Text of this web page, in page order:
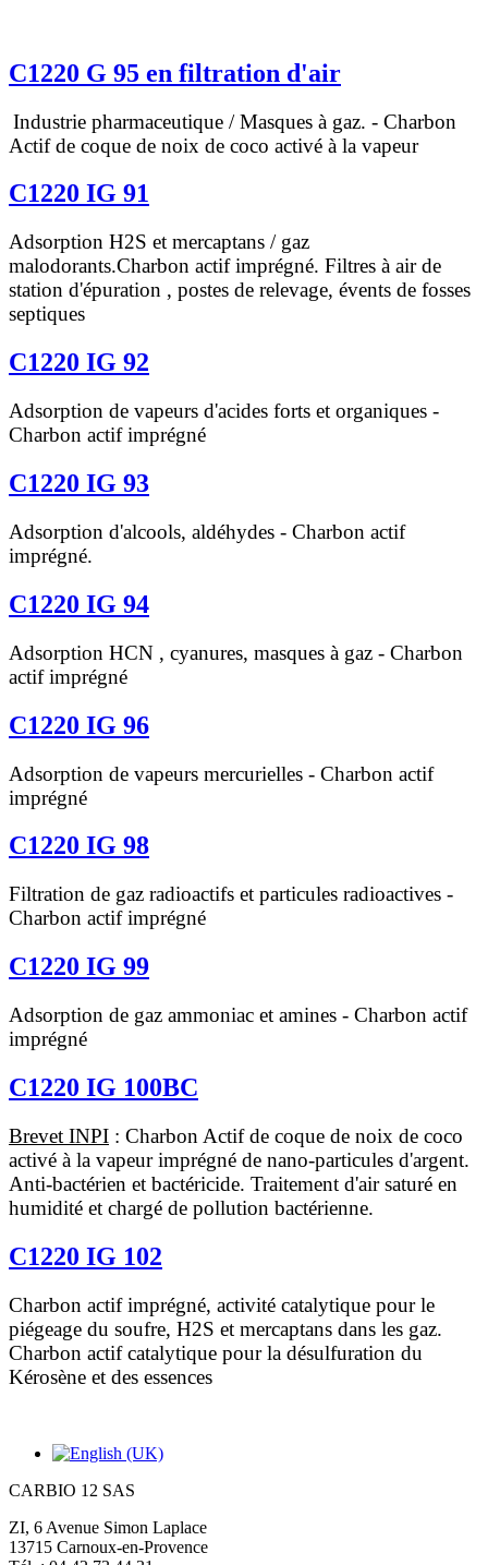
C1220 G 95 en filtration d'air
Industrie pharmaceutique / Masques à gaz. - Charbon
Actif de coque de noix de coco activé à la vapeur
C1220 IG 91
Adsorption H2S et mercaptans / gaz
malodorants.Charbon actif imprégné. Filtres à air de
station d'épuration , postes de relevage, évents de fosses
septiques
C1220 IG 92
Adsorption de vapeurs d'acides forts et organiques -
Charbon actif imprégné
C1220 IG 93
Adsorption d'alcools, aldéhydes - Charbon actif
imprégné.
C1220 IG 94
Adsorption HCN , cyanures, masques à gaz - Charbon
actif imprégné
C1220 IG 96
Adsorption de vapeurs mercurielles - Charbon actif
imprégné
C1220 IG 98
Filtration de gaz radioactifs et particules radioactives -
Charbon actif imprégné
C1220 IG 99
Adsorption de gaz ammoniac et amines - Charbon actif
imprégné
C1220 IG 100BC
Brevet INPI : Charbon Actif de coque de noix de coco
activé à la vapeur imprégné de nano-particules d'argent.
Anti-bactérien et bactéricide. Traitement d'air saturé en
humidité et chargé de pollution bactérienne.
C1220 IG 102
Charbon actif imprégné, activité catalytique pour le
piégeage du soufre, H2S et mercaptans dans les gaz.
Charbon actif catalytique pour la désulfuration du
Kérosène et des essences
CARBIO 12 SAS
ZI, 6 Avenue Simon Laplace
13715 Carnoux-en-Provence